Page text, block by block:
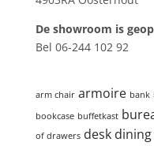
De showroom is
Bel 06-244 102 92
arm chair armoire bank
bookcase buffetkast
of drawers desk